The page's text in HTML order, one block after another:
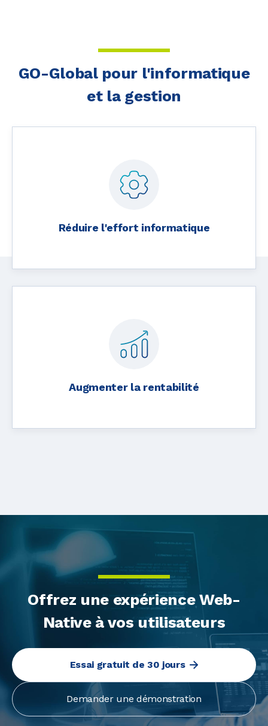
GO-Global pour l'informatique
et la gestion
Réduire l'effort informatique
Augmenter la rentabilité
Offrez une expérience Web-
Native à vos utilisateurs
Essai gratuit de 30 jours
Demander une démonstration